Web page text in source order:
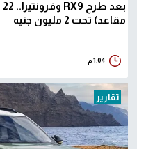
مقاعد) تحت 2 مليون جنيه
1:04 م
تقارير